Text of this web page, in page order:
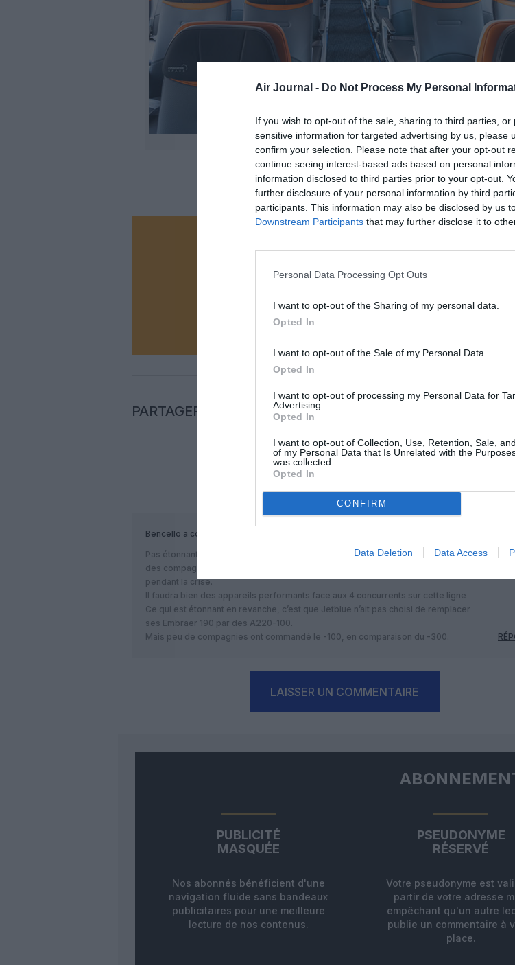
Air Journal - Do Not Process My Personal
If you wish to opt-out of the sale, sharing to third parties,
sensitive information for targeted advertising by us, please
confirm your selection. Please note that after your opt-out
continue seeing interest-based ads based on personal
information disclosed to third parties prior to your opt-out.
further disclosure of your personal information by third
participants. This information may also be disclosed by us
Downstream Participants that may further disclose it to
Personal Data Processing Opt Outs
I want to opt-out of the Sharing of my personal data.
Opted In
I want to opt-out of the Sale of my Personal Data.
Opted In
I want to opt-out of processing my Personal Data for
Advertising.
Opted In
I want to opt-out of Collection, Use, Retention, Sale,
of my Personal Data that Is Unrelated with the
was collected.
Opted In
CONFIRM
Data Deletion Data Access
©JetBlue Airways
NOUS SOUTENIR
PARTAGER L'ARTICLE
FacebookTwitterPinterestLinkedInEmail
COMMENTAIRE(S)
Bencello a commenté :
Pas étonnant qu’ils avancent sa mise en service, quand on connaît l’appétence
des compagnies pour cet appareil, et les taux d’utilisation très élevés, même
pendant la crise.
Il faudra bien des appareils performants face aux 4 concurrents sur cette ligne
Ce qui est étonnant en revanche, c’est que Jetblue n’ait pas choisi de remplacer
ses Embraer 190 par des A220-100.
Mais peu de compagnies ont commandé le -100, en comparaison du -300.
LAISSER UN COMMENTAIRE
PUBLICITÉ
MASQUÉE
Nos abonnés bénéficient d'une
navigation fluide sans bandeaux
publicitaires pour une meilleure
lecture de nos contenus.
PSEUDONYME
RÉSERVÉ
Votre pseudonyme est
partir de votre adresse
empêchant qu'un autre
publie un commentaire à
place.